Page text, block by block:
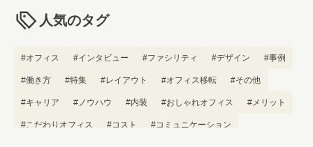
人気のタグ
#オフィス #インタビュー #ファシリティ #デザイン #事例
#働き方 #特集 #レイアウト #オフィス移転 #その他
#キャリア #ノウハウ #内装 #おしゃれオフィス #メリット
#こだわりオフィス #コスト #コミュニケーション